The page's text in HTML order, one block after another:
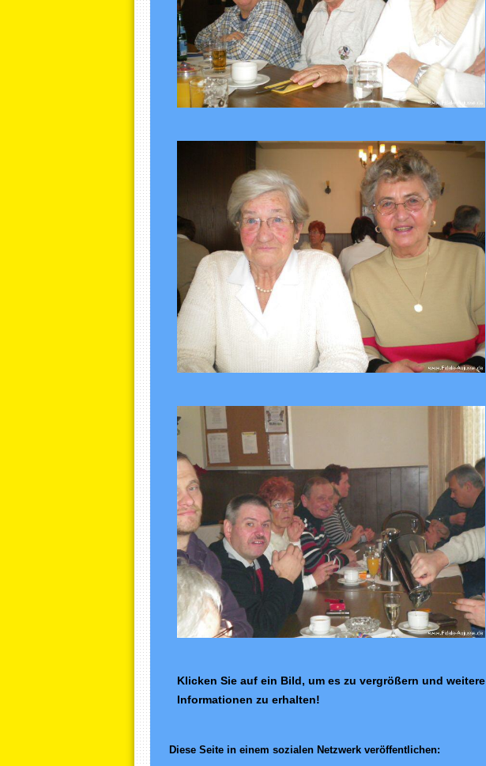
Klicken Sie auf ein Bild, um es zu vergrößern und weitere
Informationen zu erhalten!
Diese Seite in einem sozialen Netzwerk veröffentlichen: